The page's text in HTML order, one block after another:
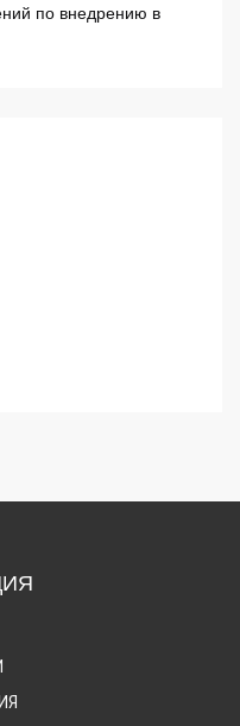
по внедрению в